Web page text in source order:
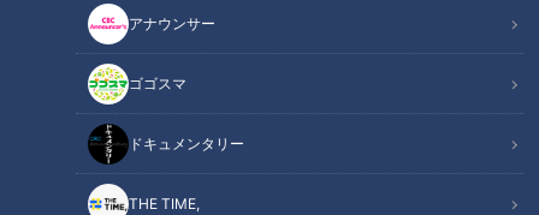
アナウンサー
ゴゴスマ
ドキュメンタリー
THE TIME,